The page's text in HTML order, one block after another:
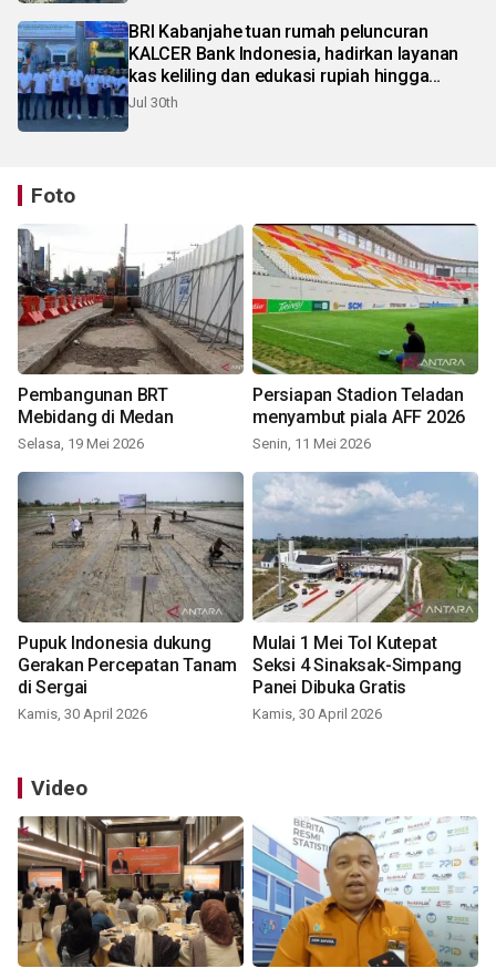
BRI Kabanjahe tuan rumah peluncuran
KALCER Bank Indonesia, hadirkan layanan
kas keliling dan edukasi rupiah hingga
pelosok Karo
Jul 30th
Foto
Pembangunan BRT
Mebidang di Medan
Selasa, 19 Mei 2026
Persiapan Stadion Teladan
menyambut piala AFF 2026
Senin, 11 Mei 2026
Pupuk Indonesia dukung
Gerakan Percepatan Tanam
di Sergai
Kamis, 30 April 2026
Mulai 1 Mei Tol Kutepat
Seksi 4 Sinaksak-Simpang
Panei Dibuka Gratis
Kamis, 30 April 2026
Video